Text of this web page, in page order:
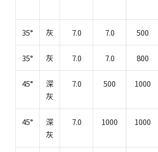
35° 灰 7.0 7.0 500
35° 灰 7.0 7.0 800
45°
深
灰
7.0 500 1000
45°
深
灰
7.0 1000 1000
+886-3-326-2277
ADDRESS
33391 桃園市龜山區民生北路一段46號